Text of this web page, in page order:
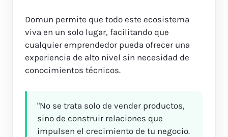
Domun permite que todo este ecosistema
viva en un solo lugar, facilitando que
cualquier emprendedor pueda ofrecer una
experiencia de alto nivel sin necesidad de
conocimientos técnicos.
"No se trata solo de vender productos,
sino de construir relaciones que
impulsen el crecimiento de tu negocio.